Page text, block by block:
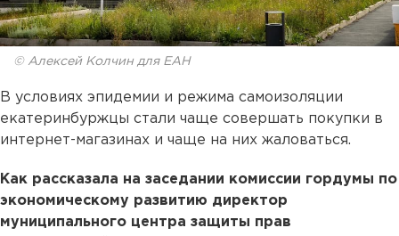
© Алексей Колчин для ЕАН
В условиях эпидемии и режима самоизоляции
екатеринбуржцы стали чаще совершать покупки в
интернет-магазинах и чаще на них жаловаться.
Как рассказала на заседании комиссии гордумы по
экономическому развитию директор
муниципального центра защиты прав